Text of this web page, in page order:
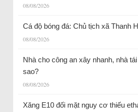
08/08/2026
Cá độ bóng đá: Chủ tịch xã Thanh
08/08/2026
Nhà cho công an xây nhanh, nhà
sao?
08/08/2026
Xăng E10 đối mặt nguy cơ thiếu